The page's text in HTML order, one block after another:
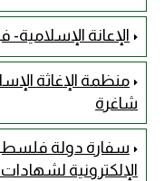
الإعانة
منظمة الإغاثة
شاغرة
سفارة دولة
الإلكترونية لشهادات